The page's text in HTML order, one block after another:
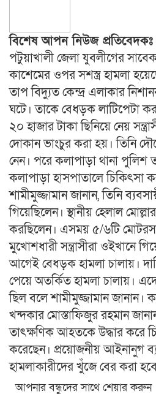
বিশেষ আপন নিউজ প্রতিবেদকঃ
পটুয়াখালী জেলা যুবলীগের
কাশেমের ওপর সশস্ত্র হামলা
তাপ বিদ্যুত কেন্দ্র এলাকার
ঘটে। তাকে বেধড়ক লাটিপেটা
২০ হাজার টাকা ছিনিয়ে নেয়
দোকান ভাংচুর করা হয়। তিনি
নেন। পরে কলাপাড়া থানা পুলিশ
কলাপাড়া হাসপাতালে চিকিৎসা
শামীমুজ্জামান জানান, তিনি
গিয়েছিলেন। স্থানীয় হেলাল
করছিলেন। এসময় ৫/৬টি
মুখোশধারী সন্ত্রাসীরা ওইখানে
আগেই বেধড়ক হামলা চালায়।
পেয়ে অতর্কিত হামলা চালায়।
ছিল বলে শামীমুজ্জামান জানান।
খন্দকার মোস্তাফিজুর রহমান
তাৎক্ষণিক আহতকে উদ্ধার করে
করেছেন। প্রয়োজনীয় আইনানুগ
হামলাকারীদের খুঁজে বের করা
আপনার বন্ধুদের সাথে শেয়ার করুন